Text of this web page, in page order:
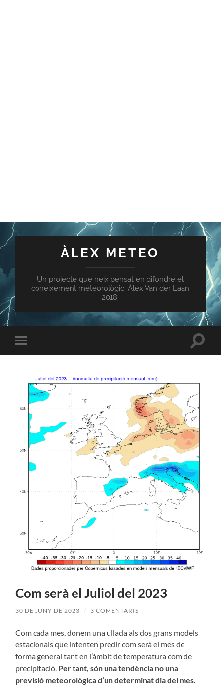
ÀLEX METEO
Un projecte que neix pensat en difondre el
coneixement meteorològic. Àlex Van der Laan
2018.
Toggle
mobile
Toggle
Com serà el Juliol del 2023
30 DE JUNY DE 2023 / 3 COMENTARIS
Com cada mes, donem una ullada als dos grans models
estacionals que intenten predir com serà el mes de
forma general tant en l’àmbit de temperatura com de
precipitació. Per tant, són una tendència no una
previsió meteorològica d’un determinat dia del mes.